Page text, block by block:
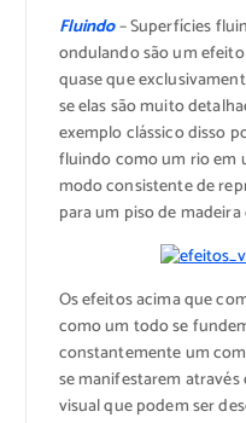
Fluindo– Superfícies
ondulando são um
quase que
se elas são muito
exemplo clássico disso
fluindo como um rio em
modo consistente de
para um piso de
Os efeitos acima que
como um todo se
constantemente um
se manifestarem
visual que podem ser